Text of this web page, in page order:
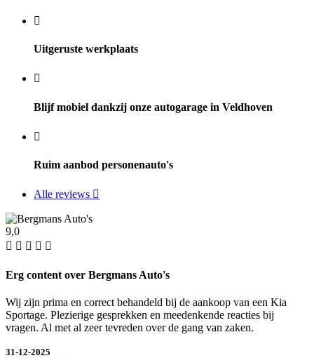
Uitgeruste werkplaats
Blijf mobiel dankzij onze autogarage in Veldhoven
Ruim aanbod personenauto's
Alle reviews
9,0
Erg content over Bergmans Auto's
Wij zijn prima en correct behandeld bij de aankoop van een Kia
Sportage. Plezierige gesprekken en meedenkende reacties bij
vragen. Al met al zeer tevreden over de gang van zaken.
31-12-2025